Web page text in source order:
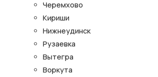
Черемхово
Кириши
Нижнеудинск
Рузаевка
Вытегра
Воркута